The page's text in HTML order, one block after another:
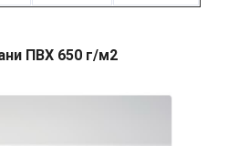
ПВХ 650 г/м2